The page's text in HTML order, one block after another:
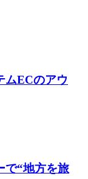
ムECのアウ
で“地方を旅